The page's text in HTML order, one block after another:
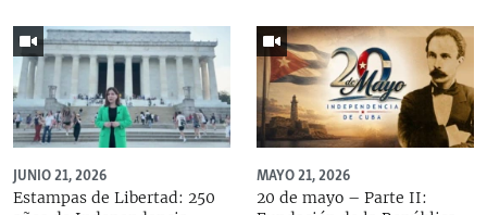
JUNIO 21, 2026
Estampas de Libertad: 250
MAYO 21, 2026
20 de mayo – Parte II: